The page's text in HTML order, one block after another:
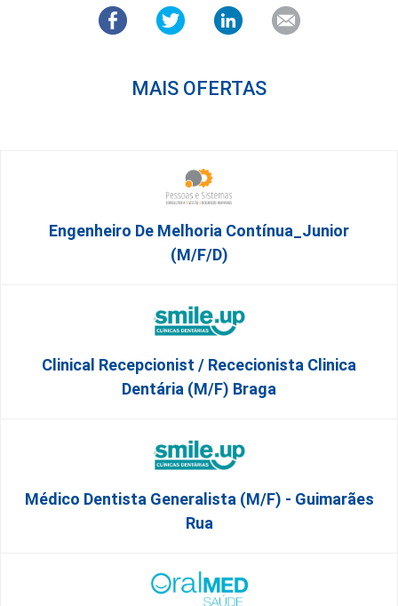
MAIS OFERTAS
Engenheiro De Melhoria Contínua_Junior
(m/f/d)
Clinical Recepcionist / Rececionista Clinica
Dentária (M/F) Braga
Médico Dentista Generalista (M/F) - Guimarães
Rua